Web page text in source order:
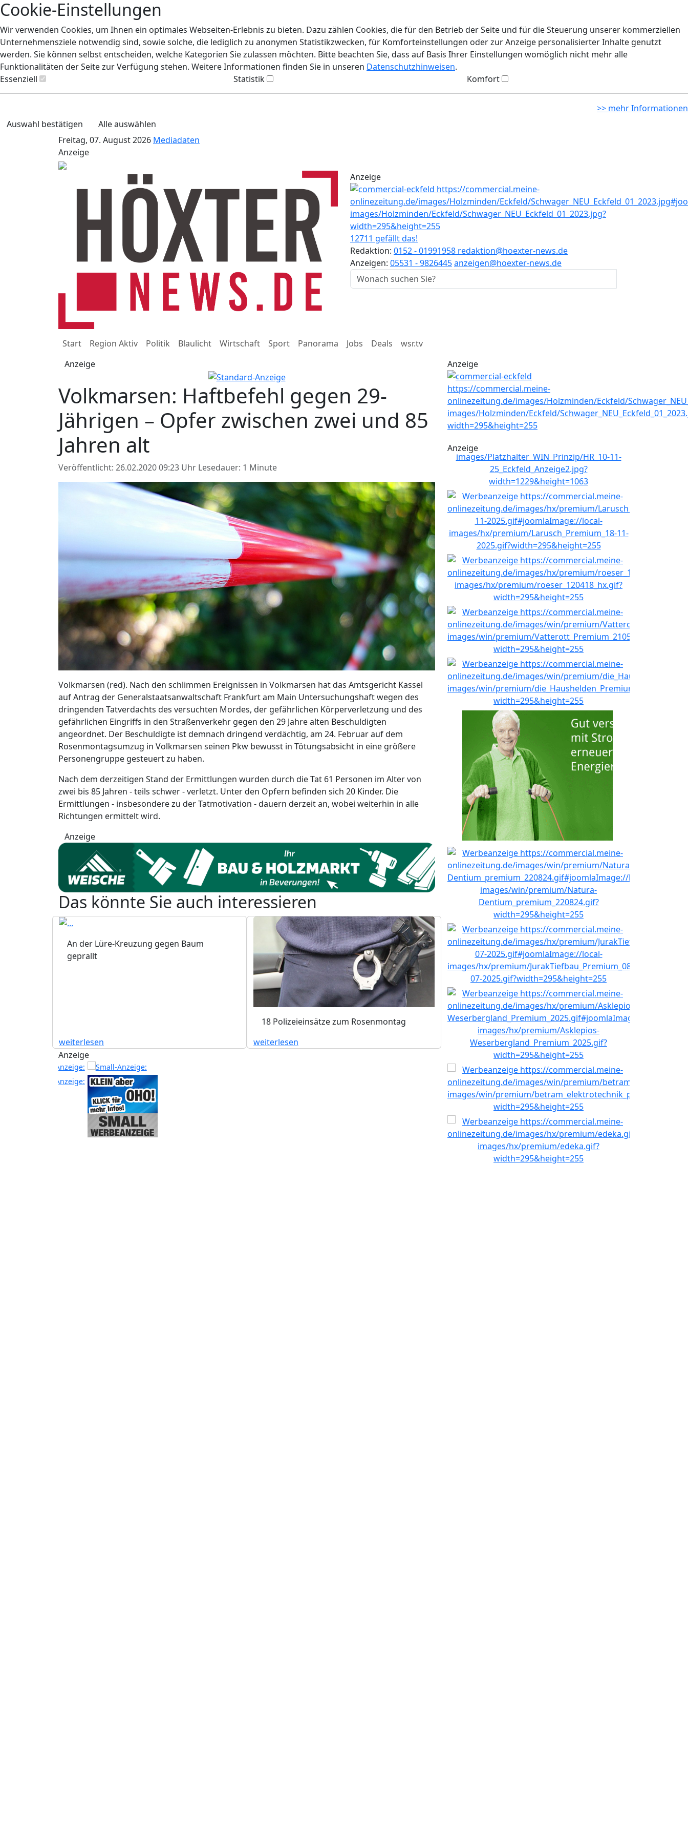
Cookie-Einstellungen
Wir verwenden Cookies, um Ihnen ein optimales Webseiten-Erlebnis zu bieten. Dazu zählen Cookies, die für den Betrieb der Seite und für die Steuerung unserer kommerziellen
Unternehmensziele notwendig sind, sowie solche, die lediglich zu anonymen Statistikzwecken, für Komforteinstellungen oder zur Anzeige personalisierter Inhalte genutzt
werden. Sie können selbst entscheiden, welche Kategorien Sie zulassen möchten. Bitte beachten Sie, dass auf Basis Ihrer Einstellungen womöglich nicht mehr alle
Funktionalitäten der Seite zur Verfügung stehen. Weitere Informationen finden Sie in unseren Datenschutzhinweisen.
Essenziell
Statistik Komfort
>> mehr Informationen
Auswahl bestätigen
Alle auswählen
Freitag, 07. August 2026 Mediadaten
Anzeige
Anzeige
12711 gefällt das!
Redaktion: 0152 - 01991958 redaktion@hoexter-news.de
Anzeigen: 05531 - 9826445anzeigen@hoexter-news.de
Start Region Aktiv Politik Blaulicht Wirtschaft Sport Panorama Jobs Deals
wsr.tv
Anzeige
Volkmarsen: Haftbefehl gegen 29-
Jährigen – Opfer zwischen zwei und 85
Jahren alt
Veröffentlicht: 26.02.2020 09:23 Uhr Lesedauer: 1 Minute
Volkmarsen (red). Nach den schlimmen Ereignissen in Volkmarsen hat das Amtsgericht Kassel
auf Antrag der Generalstaatsanwaltschaft Frankfurt am Main Untersuchungshaft wegen des
dringenden Tatverdachts des versuchten Mordes, der gefährlichen Körperverletzung und des
gefährlichen Eingriffs in den Straßenverkehr gegen den 29 Jahre alten Beschuldigten
angeordnet. Der Beschuldigte ist demnach dringend verdächtig, am 24. Februar auf dem
Rosenmontagsumzug in Volkmarsen seinen Pkw bewusst in Tötungsabsicht in eine größere
Personengruppe gesteuert zu haben.
Nach dem derzeitigen Stand der Ermittlungen wurden durch die Tat 61 Personen im Alter von
zwei bis 85 Jahren - teils schwer - verletzt. Unter den Opfern befinden sich 20 Kinder. Die
Ermittlungen - insbesondere zu der Tatmotivation - dauern derzeit an, wobei weiterhin in alle
Richtungen ermittelt wird.
Anzeige
Das könnte Sie auch interessieren
An der Lüre-Kreuzung gegen Baum
geprallt
weiterlesen
18 Polizeieinsätze zum Rosenmontag
weiterlesen
Anzeige
Anzeige
Anzeige